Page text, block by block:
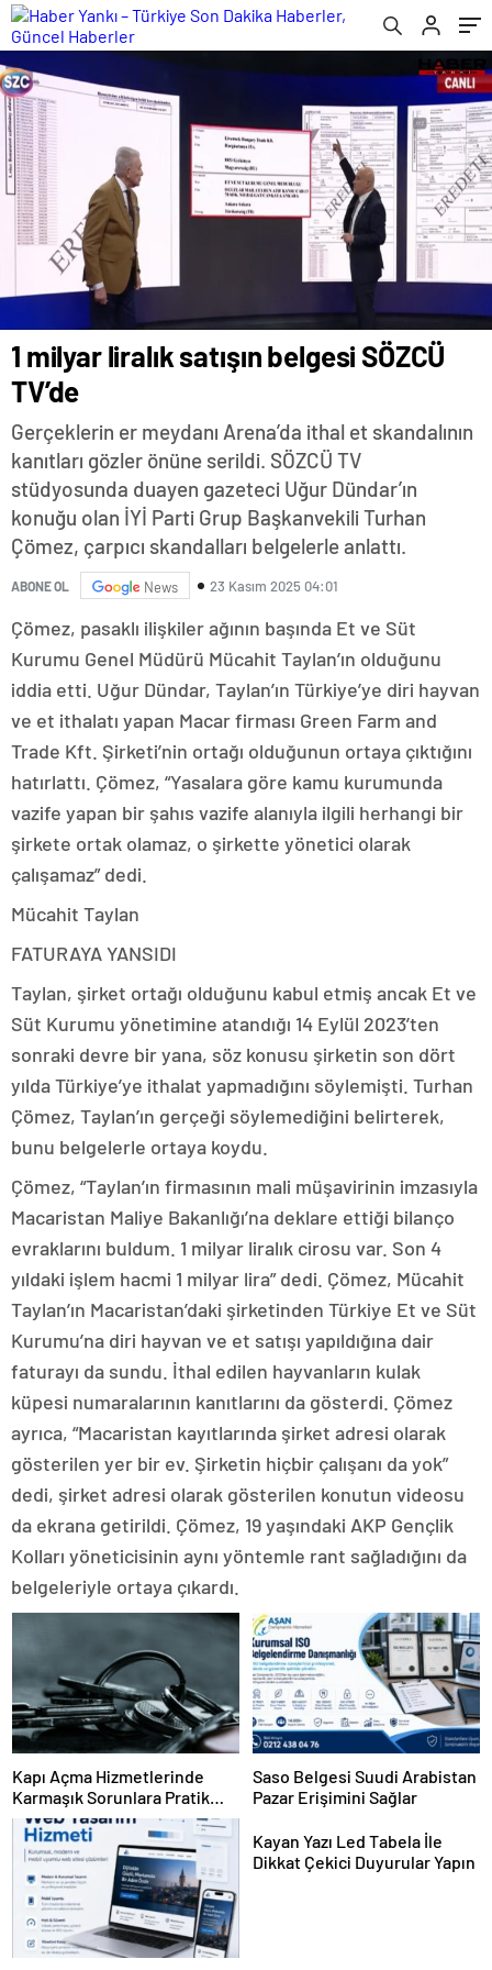
1 milyar liralık satışın belgesi SÖZCÜ
TV’de
Gerçeklerin er meydanı Arena’da ithal et skandalının
kanıtları gözler önüne serildi. SÖZCÜ TV
stüdyosunda duayen gazeteci Uğur Dündar’ın
konuğu olan İYİ Parti Grup Başkanvekili Turhan
Çömez, çarpıcı skandalları belgelerle anlattı.
ABONE OL News 23 Kasım 2025 04:01
Çömez, pasaklı ilişkiler ağının başında Et ve Süt
Kurumu Genel Müdürü Mücahit Taylan’ın olduğunu
iddia etti. Uğur Dündar, Taylan’ın Türkiye’ye diri hayvan
ve et ithalatı yapan Macar firması Green Farm and
Trade Kft. Şirketi’nin ortağı olduğunun ortaya çıktığını
hatırlattı. Çömez, “Yasalara göre kamu kurumunda
vazife yapan bir şahıs vazife alanıyla ilgili herhangi bir
şirkete ortak olamaz, o şirkette yönetici olarak
çalışamaz” dedi.
Mücahit Taylan
FATURAYA YANSIDI
Taylan, şirket ortağı olduğunu kabul etmiş ancak Et ve
Süt Kurumu yönetimine atandığı 14 Eylül 2023’ten
sonraki devre bir yana, söz konusu şirketin son dört
yılda Türkiye’ye ithalat yapmadığını söylemişti. Turhan
Çömez, Taylan’ın gerçeği söylemediğini belirterek,
bunu belgelerle ortaya koydu.
Çömez, “Taylan’ın firmasının mali müşavirinin imzasıyla
Macaristan Maliye Bakanlığı’na deklare ettiği bilanço
evraklarını buldum. 1 milyar liralık cirosu var. Son 4
yıldaki işlem hacmi 1 milyar lira” dedi. Çömez, Mücahit
Taylan’ın Macaristan’daki şirketinden Türkiye Et ve Süt
Kurumu’na diri hayvan ve et satışı yapıldığına dair
faturayı da sundu. İthal edilen hayvanların kulak
küpesi numaralarının kanıtlarını da gösterdi. Çömez
ayrıca, “Macaristan kayıtlarında şirket adresi olarak
gösterilen yer bir ev. Şirketin hiçbir çalışanı da yok”
dedi, şirket adresi olarak gösterilen konutun videosu
da ekrana getirildi. Çömez, 19 yaşındaki AKP Gençlik
Kolları yöneticisinin aynı yöntemle rant sağladığını da
belgeleriyle ortaya çıkardı.
Kapı Açma Hizmetlerinde
Karmaşık Sorunlara Pratik
Çözümler
Saso Belgesi Suudi Arabistan
Pazar Erişimini Sağlar
Kayan Yazı Led Tabela İle
Dikkat Çekici Duyurular Yapın